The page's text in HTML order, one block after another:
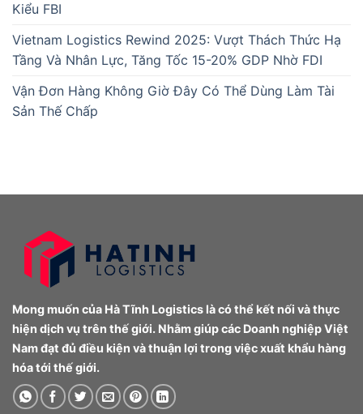
Kiểu FBI
Vietnam Logistics Rewind 2025: Vượt Thách Thức Hạ
Tầng Và Nhân Lực, Tăng Tốc 15-20% GDP Nhờ FDI
Vận Đơn Hàng Không Giờ Đây Có Thể Dùng Làm Tài
Sản Thế Chấp
Mong muốn của Hà Tĩnh Logistics là có thể kết nối và thực
hiện dịch vụ trên thế giới. Nhằm giúp các Doanh nghiệp Việt
Nam đạt đủ điều kiện và thuận lợi trong việc xuất khẩu hàng
hóa tới thế giới.